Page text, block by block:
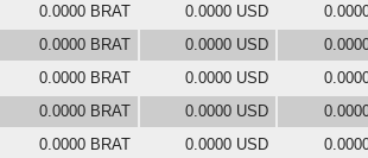
0.0000 BRAT 0.0000 USD
0.0000 BRAT 0.0000 USD
0.0000 BRAT 0.0000 USD
0.0000 BRAT 0.0000 USD
0.0000 BRAT 0.0000 USD